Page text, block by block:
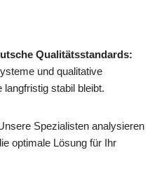
Qualitätsstandards:
und qualitative
langfristig stabil bleibt.
Spezialisten analysieren
optimale Lösung für Ihr